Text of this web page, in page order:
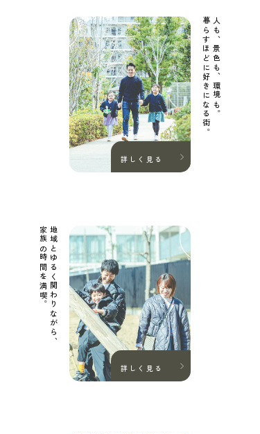
詳しく見る
人も、景色も、環境も。
暮らすほどに好きになる街。
詳しく見る
地域とゆるく関わりながら、
家族の時間を満喫。